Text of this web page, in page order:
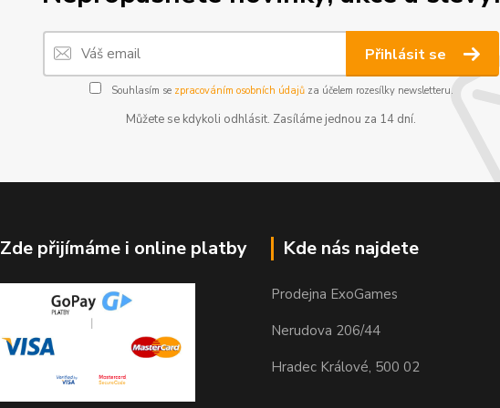
Přihlásit se
Souhlasím se zpracováním osobních údajůza účelem rozesílky newsletteru.
Můžete se kdykoli odhlásit. Zasíláme jednou za 14 dní.
Zde přijímáme i online platby Kde nás najdete
Prodejna ExoGames
Nerudova 206/44
Hradec Králové, 500 02